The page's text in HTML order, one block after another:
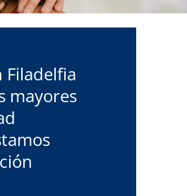
Filadelfia
mayores